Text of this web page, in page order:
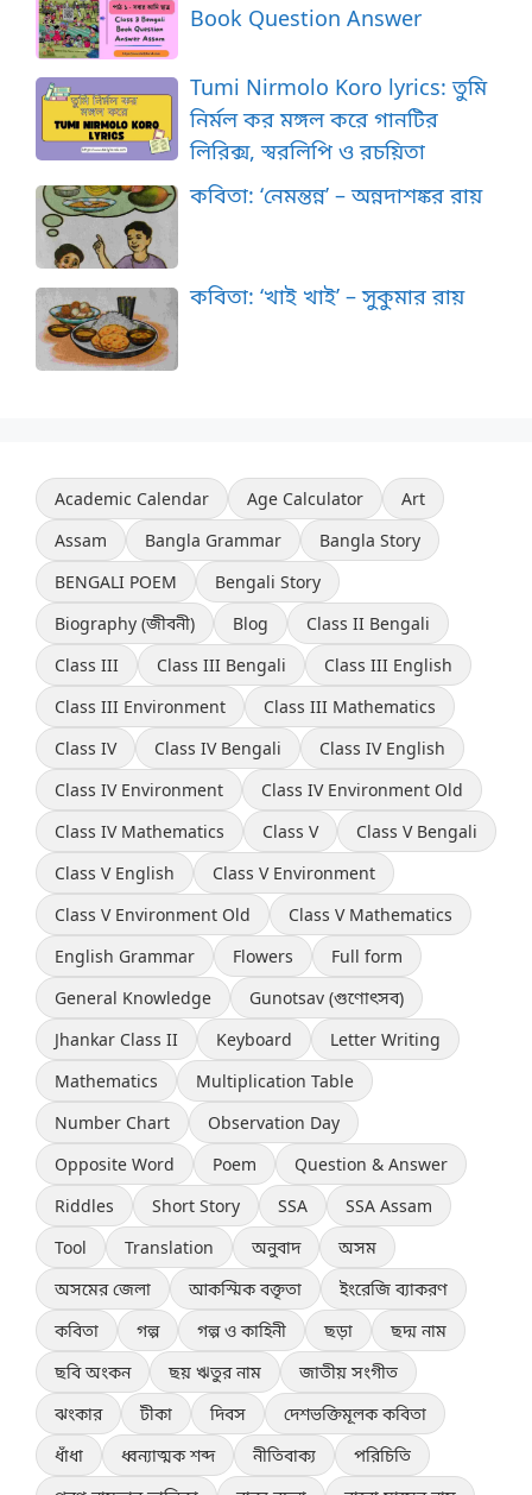
Book Question Answer
Tumi Nirmolo Koro lyrics: তুমি
নির্মল কর মঙ্গল করে গানটির
লিরিক্স, স্বরলিপি ও রচয়িতা
কবিতা: ‘নেমন্তন্ন’ – অন্নদাশঙ্কর রায়
কবিতা: ‘খাই খাই’ – সুকুমার রায়
Academic Calendar Age Calculator
Art
Assam
Bangla Grammar
Bangla Story
BENGALI POEM
Bengali Story
Biography (জীবনী)
Blog
Class II Bengali
Class III
Class III Bengali
Class III English
Class III Environment
Class III Mathematics
Class IV
Class IV Bengali
Class IV English
Class IV Environment
Class IV Environment Old
Class IV Mathematics
Class V
Class V Bengali
Class V English
Class V Environment
Class V Environment Old
Class V Mathematics
English Grammar
Flowers
Full form
General Knowledge
Gunotsav (গুণোৎসব)
Jhankar Class II
Keyboard
Letter Writing
Mathematics
Multiplication Table
Number Chart
Observation Day
Opposite Word
Poem
Question & Answer
Riddles
Short Story SSA
SSA Assam
Tool
Translation অনুবাদ
অসম
অসমের জেলা
আকস্মিক বক্তৃতা
ইংরেজি ব্যাকরণ
কবিতা
গল্প গল্প ও কাহিনী ছড়া
ছদ্ম নাম
ছবি অংকন
ছয় ঋতুর নাম
জাতীয় সংগীত
ঝংকার
টীকা দিবস
দেশভক্তিমূলক কবিতা
ধাঁধা
ধ্বন্যাত্মক শব্দ নীতিবাক্য
পরিচিতি